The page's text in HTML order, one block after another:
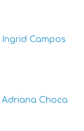
Ingrid Campos
Adriana Choca